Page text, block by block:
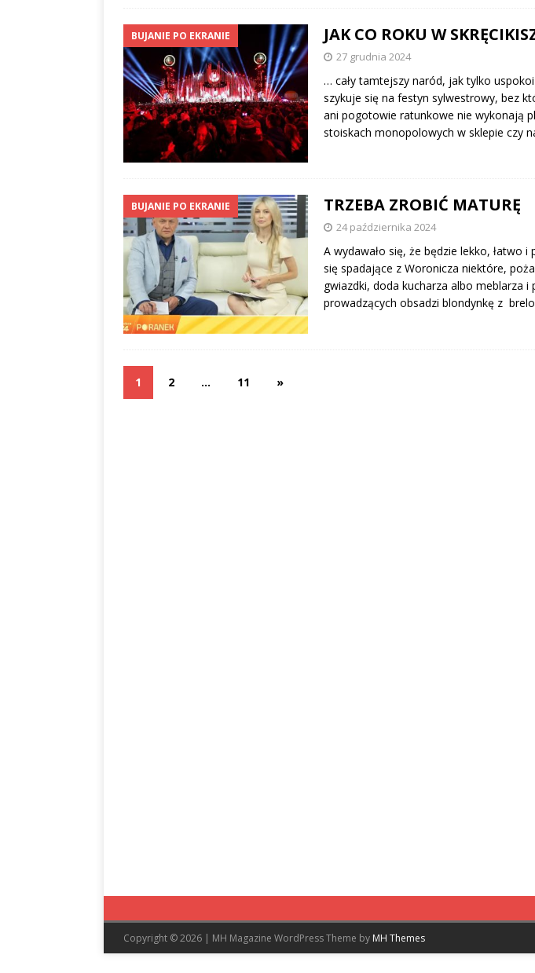
BUJANIE PO EKRANIE JAK CO ROKU W
27 grudnia 2024
… cały tamtejszy naród, jak tylko
szykuje się na festyn sylwestrowy, bez
ani pogotowie ratunkowe nie wykonają
stoiskach monopolowych w sklepie czy
BUJANIE PO EKRANIE TRZEBA ZROBIĆ MATURĘ
24 października 2024
A wydawało się, że będzie lekko, łatwo i
się spadające z Woronicza niektóre,
gwiazdki, doda kucharza albo meblarza i
prowadzących obsadzi blondynkę z
1 2 … 11 »
Copyright © 2026 | MH Magazine WordPress Theme by MH Themes